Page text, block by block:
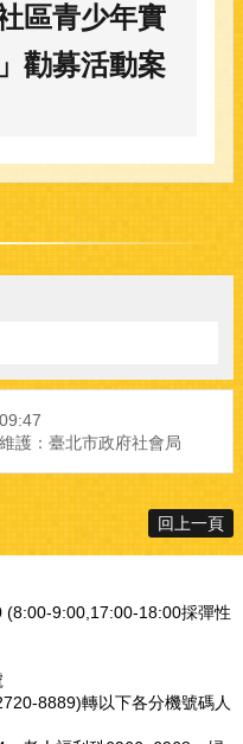
區青少年實
勸募活動案
護：臺北市政府社會局
回上一頁
(8:00-9:00,17:00-18:00採彈性
8889)轉以下各分機號碼人